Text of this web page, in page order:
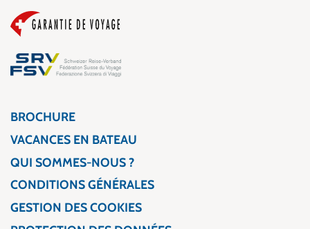
BROCHURE
VACANCES EN BATEAU
QUI SOMMES-NOUS ?
CONDITIONS GÉNÉRALES
GESTION DES COOKIES